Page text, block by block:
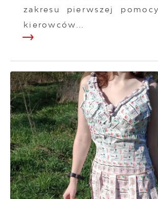
zakresu pierwszej
kierowców...